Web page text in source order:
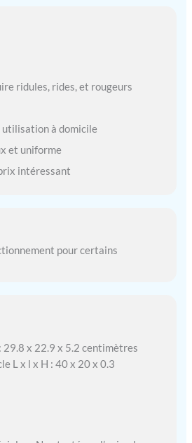
ridules, rides, et rougeurs
utilisation à domicile
et uniforme
intéressant
pour certains
29.8 x 22.9 x 5.2 centimètres
L x l x H : 40 x 20 x 0.3